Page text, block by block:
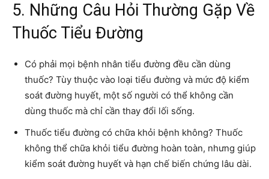
5. Những Câu Hỏi Thường Gặp Về
Thuốc Tiểu Đường
Có phải mọi bệnh nhân tiểu đường đều cần dùng
thuốc? Tùy thuộc vào loại tiểu đường và mức độ kiểm
soát đường huyết, một số người có thể không cần
dùng thuốc mà chỉ cần thay đổi lối sống.
Thuốc tiểu đường có chữa khỏi bệnh không? Thuốc
không thể chữa khỏi tiểu đường hoàn toàn, nhưng giúp
kiểm soát đường huyết và hạn chế biến chứng lâu dài.